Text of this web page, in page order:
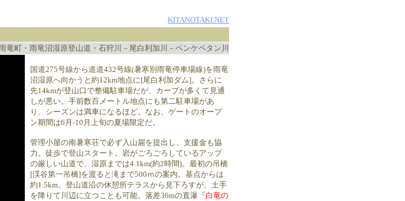
KITANOTAKI.NET
竜町・雨竜沼湿原登山道・石狩川－尾白利加川－ペンケペタン川
国道275号線から道道432号線(暑寒別雨竜停車場線)を雨竜
沼湿原へ向かうと約12km地点に[尾白利加ダム]。さらに
先14kmが登山口で整備駐車場だが、カーブが多くて見通
しが悪い。手前数百メートル地点にも第二駐車場があ
り、シーズンは満車になるほど。なお、ゲートのオープ
ン期間は6月-10月上旬の夏場限定だ。
管理小屋の南暑寒荘で必ず入山届を提出し、支援金も協
力。徒歩で登山スタート。岩がごろごろしているアップ
の厳しい山道で、湿原までは4.1km(約2時間)。最初の吊橋
[渓谷第一吊橋]を渡ると滝まで500ｍの案内。基点からは
約1.5km。登山道沿の休憩所テラスから見下ろすが、土手
を降りて川辺に立つことも可能。落差36mの直瀑『白竜の